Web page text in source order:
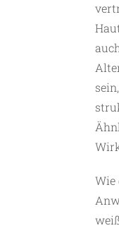
Wie